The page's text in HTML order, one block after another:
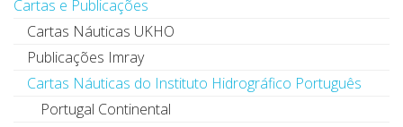
Cartas e Publicações
Cartas Náuticas UKHO
Publicações Imray
Cartas Náuticas do Instituto Hidrográfico Português
Portugal Continental